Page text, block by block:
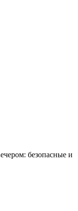
безопасные и